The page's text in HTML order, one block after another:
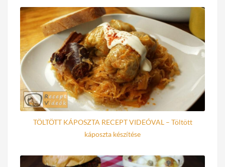
TÖLTÖTT KÁPOSZTA RECEPT VIDEÓVAL – Töltött
káposzta készítése